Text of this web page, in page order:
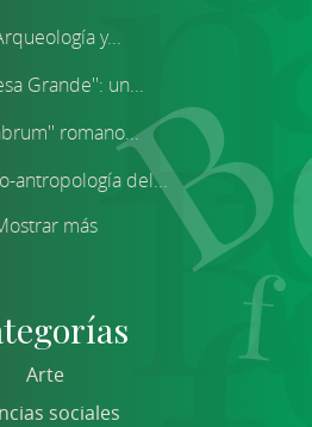
y...
Grande'': un...
romano...
antropología del...
más
Arte
sociales